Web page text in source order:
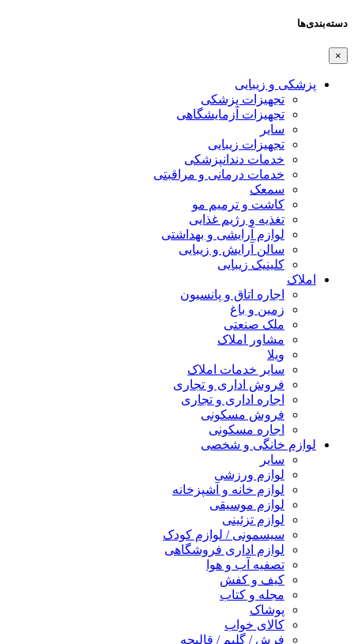
دسته‌بندی‌ها
×
پزشکی و زیبایی
تجهیزات پزشکی
تجهیزات آزمایشگاهی
سایر
تجهیزات زیبایی
خدمات دندانپزشکی
خدمات درمانی و مراقبتی
سمعک
کاشت و ترمیم مو
تغذیه و رژیم غذایی
لوازم آرایشی و بهداشتی
سالن آرایش و زیبایی
کلینیک زیبایی
املاک
اجاره اتاق و پانسیون
زمین و باغ
ملک صنعتی
مشاور املاک
ویلا
سایر خدمات املاک
فروش اداری و تجاری
اجاره اداری و تجاری
فروش مسکونی
اجاره مسکونی
لوازم خانگی و شخصی
سایر
لوازم ورزشی
لوازم خانه و آشپزخانه
لوازم موسیقی
لوازم تزئینی
سیسمونی / لوازم کودک
لوازم اداری فروشگاهی
تصفیه آب و هوا
کیف و کفش
مجله و کتاب
پوشاک
کالای خواب
فرش / گلیم / قالیچه